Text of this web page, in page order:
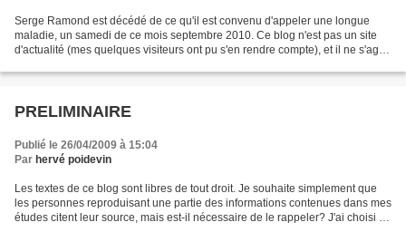
Serge Ramond est décédé de ce qu'il est convenu d'appeler une longue
maladie, un samedi de ce mois septembre 2010. Ce blog n'est pas un site
d'actualité (mes quelques visiteurs ont pu s'en rendre compte), et il ne s'agit
PRELIMINAIRE
Publié le 26/04/2009 à 15:04
Par hervé poidevin
Les textes de ce blog sont libres de tout droit. Je souhaite simplement que
les personnes reproduisant une partie des informations contenues dans mes
études citent leur source, mais est-il nécessaire de le rappeler? J'ai choisi de